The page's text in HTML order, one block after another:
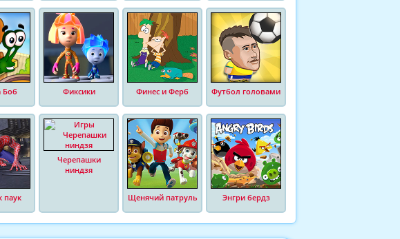
Боб Фиксики Финес и Ферб Футбол головами
паук
Черепашки
ниндзя
Щенячий патруль Энгри бердз